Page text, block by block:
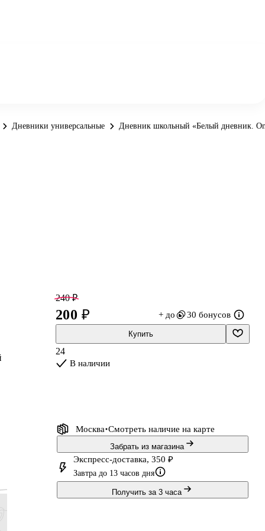
Дневники универсальные Дневник школьный «Белый дневник.
240 ₽
200 ₽ + до 30 бонусов
Купить
24
В наличии
Москва Смотреть наличие на карте
Забрать из магазина
Экспресс-доставка, 350 ₽
Завтра до 13 часов дня
Получить за 3 часа